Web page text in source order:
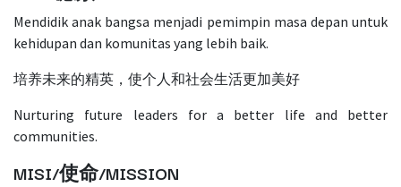
Mendidik anak bangsa menjadi pemimpin masa depan untuk
kehidupan dan komunitas yang lebih baik.
培养未来的精英，使个人和社会生活更加美好
Nurturing future leaders for a better life and better
communities.
MISI/使命/MISSION